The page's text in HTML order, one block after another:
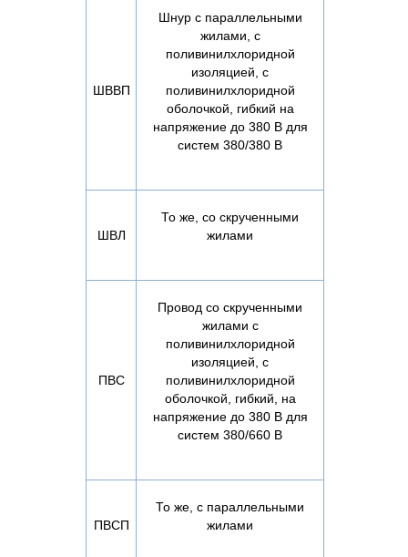
ШВВП
Шнур с параллельными
жилами, с
поливинилхлоридной
изоляцией, с
поливинилхлоридной
оболочкой, гибкий на
напряжение до 380 В для
систем 380/380 В
ШВЛ
То же, со скрученными
жилами
ПВС
Провод со скрученными
жилами с
поливинилхлоридной
изоляцией, с
поливинилхлоридной
оболочкой, гибкий, на
напряжение до 380 В для
систем 380/660 В
ПВСП
То же, с параллельными
жилами